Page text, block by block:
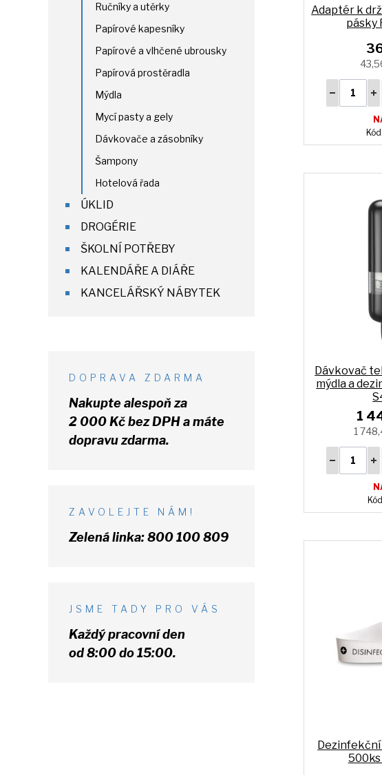
Adaptér k
pásky
Dávkovač
mýdla a
1
1
Dezinfekční
500ks
Ručníky a utěrky
Papírové kapesníky
Papírové a vlhčené ubrousky
Papírová prostěradla
Mýdla
Mycí pasty a gely
Dávkovače a zásobníky
Šampony
Hotelová řada
ÚKLID
DROGÉRIE
ŠKOLNÍ POTŘEBY
KALENDÁŘE A DIÁŘE
KANCELÁŘSKÝ NÁBYTEK
DOPRAVA ZDARMA
Nakupte alespoň za
2 000 Kčbez DPHa máte
dopravu zdarma.
ZAVOLEJTE NÁM!
Zelená linka:800 100 809
JSME TADY PRO VÁS
Každý pracovní den
od 8:00 do 15:00.